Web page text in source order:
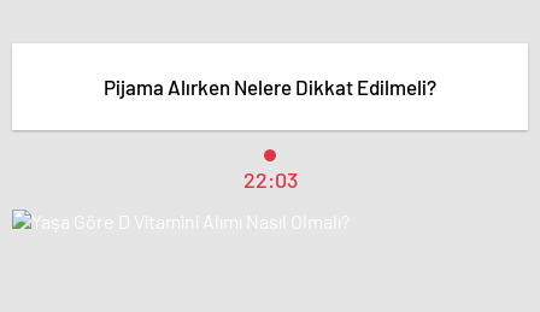
Pijama Alırken Nelere Dikkat Edilmeli?
22:03